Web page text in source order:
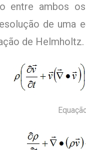
entre ambos
de uma
de